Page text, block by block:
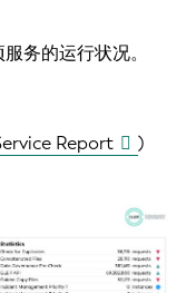
务的运行状况。
Report )